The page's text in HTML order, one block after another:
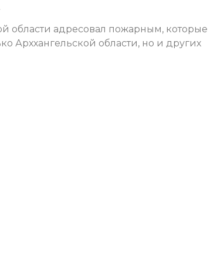
области адресовал пожарным, которые
Арххангельской области, но и других